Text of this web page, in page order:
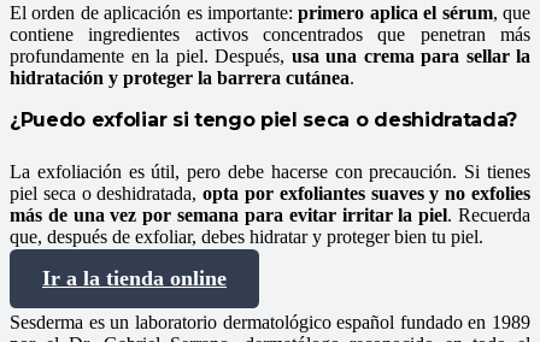
El orden de aplicación es importante:primero aplica el sérum, que
contiene ingredientes activos concentrados que penetran más
profundamente en la piel. Después, usa una crema para sellar la
hidratación y proteger la barrera cutánea.
¿Puedo exfoliar si tengo piel seca o deshidratada?
La exfoliación es útil, pero debe hacerse con precaución. Si tienes
piel seca o deshidratada,opta por exfoliantes suaves y no exfolies
más de una vez por semana para evitar irritar la piel. Recuerda
que, después de exfoliar, debes hidratar y proteger bien tu piel.
Ir a la tienda online
Sesderma es un laboratorio dermatológico español fundado en 1989